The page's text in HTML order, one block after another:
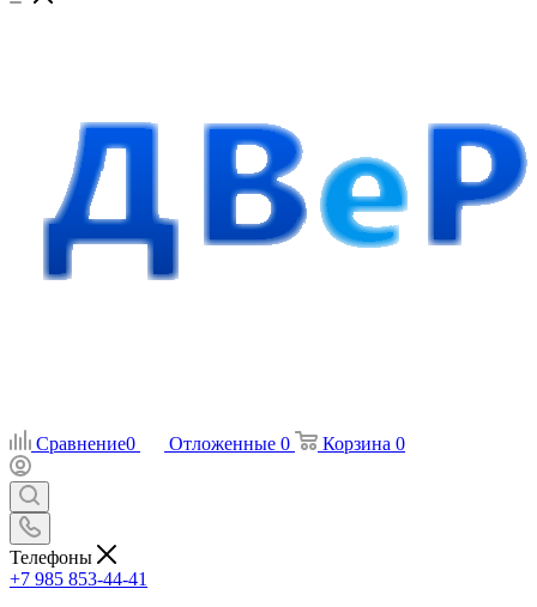
Сравнение0 Отложенные 0 Корзина 0
Телефоны
+7 985 853-44-41